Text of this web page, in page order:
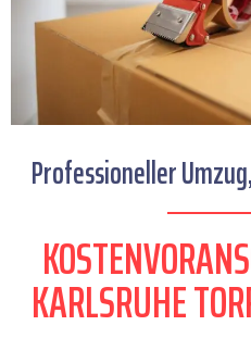
Professioneller
KARLSRUHE